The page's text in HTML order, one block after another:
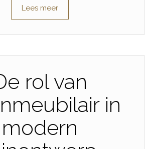
Lees meer
rol van
in
modern